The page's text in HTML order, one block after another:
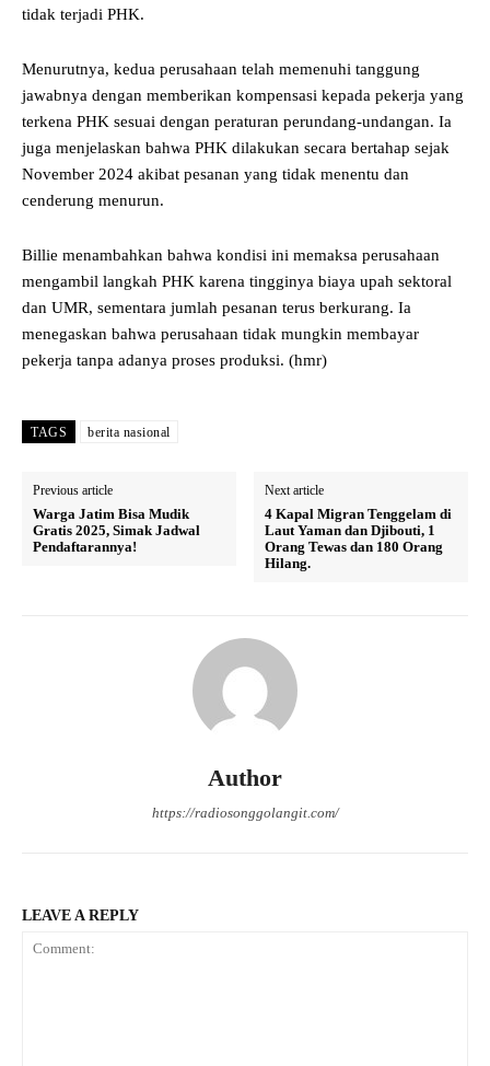
tidak terjadi PHK.
Menurutnya, kedua perusahaan telah memenuhi tanggung
jawabnya dengan memberikan kompensasi kepada pekerja yang
terkena PHK sesuai dengan peraturan perundang-undangan. Ia
juga menjelaskan bahwa PHK dilakukan secara bertahap sejak
November 2024 akibat pesanan yang tidak menentu dan
cenderung menurun.
Billie menambahkan bahwa kondisi ini memaksa perusahaan
mengambil langkah PHK karena tingginya biaya upah sektoral
dan UMR, sementara jumlah pesanan terus berkurang. Ia
menegaskan bahwa perusahaan tidak mungkin membayar
pekerja tanpa adanya proses produksi. (hmr)
TAGS berita nasional
Previous article
Warga Jatim Bisa Mudik
Gratis 2025, Simak Jadwal
Pendaftarannya!
Next article
4 Kapal Migran Tenggelam di
Laut Yaman dan Djibouti, 1
Orang Tewas dan 180 Orang
Hilang.
Author
https://radiosonggolangit.com/
LEAVE A REPLY